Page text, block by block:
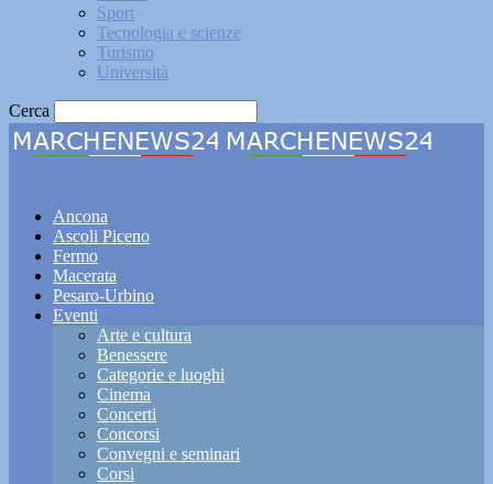
Sport
Tecnologia e scienze
Turismo
Università
Cerca
Ancona
Ascoli Piceno
Fermo
Macerata
Pesaro-Urbino
Eventi
Arte e cultura
Benessere
Categorie e luoghi
Cinema
Concerti
Concorsi
Convegni e seminari
Corsi